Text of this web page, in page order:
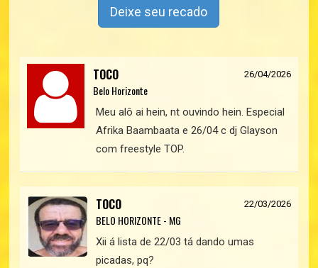
Deixe seu recado
TOCO 26/04/2026
Belo Horizonte
Meu alô ai hein, nt ouvindo hein. Especial
Afrika Baambaata e 26/04 c dj Glayson
com freestyle TOP.
TOCO 22/03/2026
BELO HORIZONTE - MG
Xii á lista de 22/03 tá dando umas
picadas, pq?